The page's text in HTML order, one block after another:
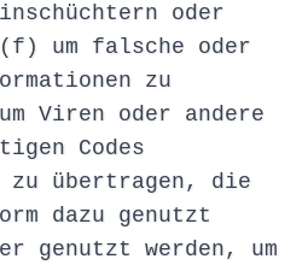
oder
um falsche oder
zu
Viren oder andere
Codes
zu übertragen, die
dazu genutzt
genutzt werden, um